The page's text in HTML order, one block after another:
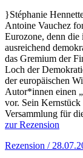
}Stéphanie
Antoine Vauchez
Eurozone, denn
ausreichend
das Gremium der
Loch der
der europäischen
Autor*innen einen
vor. Sein Kernstück
Versammlung für
zur Rezension
Rezension /